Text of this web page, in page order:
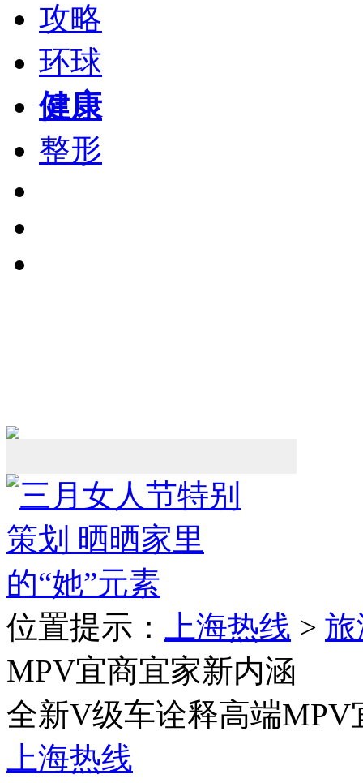
攻略
环球
健康
整形
位置提示： 上海热线 >
MPV宜商宜家新内涵
全新V级车诠释高端MPV
上海热线